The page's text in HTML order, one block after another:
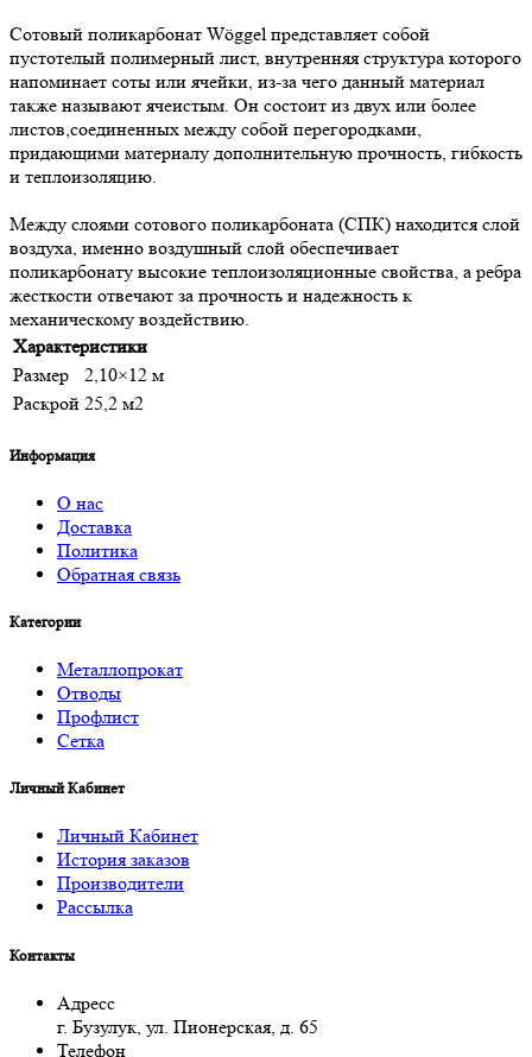
Сотовый поликарбонат Wöggel представляет собой
пустотелый полимерный лист, внутренняя структура которого
напоминает соты или ячейки, из-за чего данный материал
также называют ячеистым. Он состоит из двух или более
листов,соединенных между собой перегородками,
придающими материалу дополнительную прочность, гибкость
и теплоизоляцию.
Между слоями сотового поликарбоната (СПК) находится слой
воздуха, именно воздушный слой обеспечивает
поликарбонату высокие теплоизоляционные свойства, а ребра
жесткости отвечают за прочность и надежность к
механическому воздействию.
Характеристики
Размер
2,10×12 м
Раскрой 25,2 м2
Информация
О нас
Доставка
Политика
Обратная связь
Категории
Металлопрокат
Отводы
Профлист
Сетка
Личный Кабинет
Личный Кабинет
История заказов
Производители
Рассылка
Контакты
Адресс
г. Бузулук, ул. Пионерская, д. 65
Телефон